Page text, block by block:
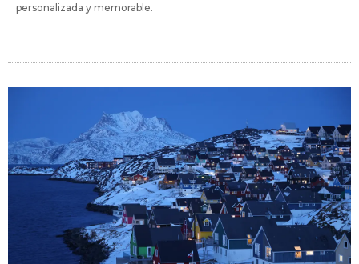
personalizada y memorable.